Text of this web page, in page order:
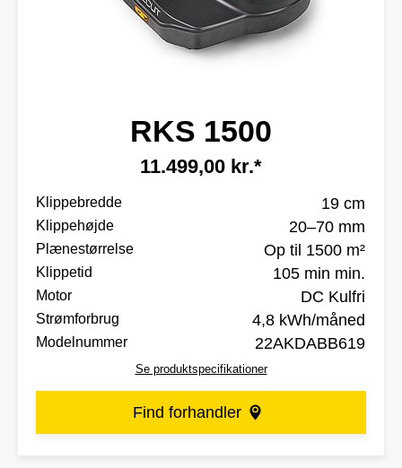
RKS 1500
11.499,00 kr.*
Klippebredde 19 cm
Klippehøjde 20–70 mm
Plænestørrelse Op til 1500 m²
Klippetid 105 min min.
Motor DC Kulfri
Strømforbrug 4,8 kWh/måned
Modelnummer 22AKDABB619
Se produktspecifikationer
Find forhandler